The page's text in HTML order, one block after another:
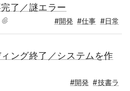
了／謎エラー
#開発 #仕事 #日常
ング終了／システムを作
#開発 #技書ラ